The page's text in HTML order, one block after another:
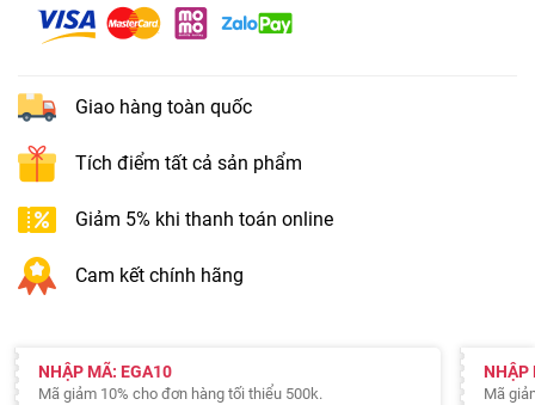
Giao hàng toàn quốc
Tích điểm tất cả sản phẩm
Giảm 5% khi thanh toán online
Cam kết chính hãng
NHẬP MÃ: EGA10
Mã giảm 10% cho đơn hàng tối thiểu 500k.
NHẬP
Mã